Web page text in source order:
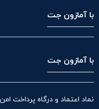
با آمازون جت
با آمازون جت
نماد اعتماد و درگاه پرداخت